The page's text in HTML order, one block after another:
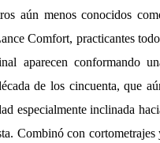
aún menos conocidos
Comfort, practicantes
aparecen conformando
de los cincuenta, que
especialmente inclinada
Combinó con cortometrajes